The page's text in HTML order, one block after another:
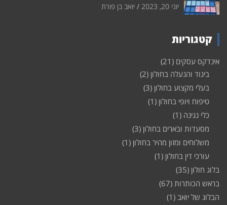
יוני 20, 2023 יואב בן פורת
קטגוריות
אינדקס עסקים (21)
ביגוד והנעלה בחולון (2)
בעלי מקצוע בחולון (3)
טיפוח ויופי בחולון (1)
כלי נגינה (1)
מסעדות ובארים בחולון (3)
משלוחים ומזון מהיר בחולון (1)
עורכי דין בחולון (1)
בלוג חולון (35)
בראש הכותרות (67)
הבלוג של יואב (1)